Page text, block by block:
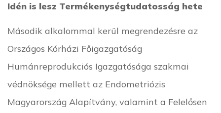
Idén is lesz Termékenységtudatosság hete
Második alkalommal kerül megrendezésre az
Országos Kórházi Főigazgatóság
Humánreprodukciós Igazgatósága szakmai
védnöksége mellett az Endometriózis
Magyarország Alapítvány, valamint a Felelősen